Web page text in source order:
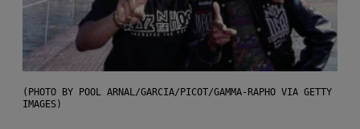
(PHOTO BY POOL ARNAL/GARCIA/PICOT/GAMMA-RAPHO VIA GETTY
IMAGES)